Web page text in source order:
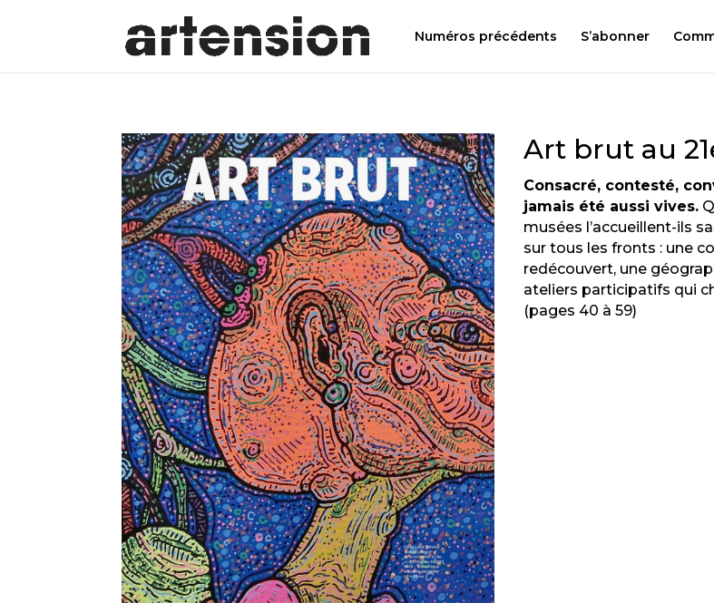
Numéros précédents S’abonner
Art brut au
Consacré, contesté,
jamais été aussi vives.
musées l’accueillent-ils
sur tous les fronts : une
redécouvert, une
ateliers participatifs qui
(pages 40 à 59)